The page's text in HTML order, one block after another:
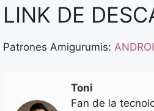
LINK DE
Patrones Amigurumis:
Toni
Fan de la